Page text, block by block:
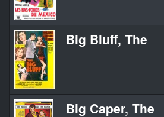
Big Bluff, The
Big Caper, The